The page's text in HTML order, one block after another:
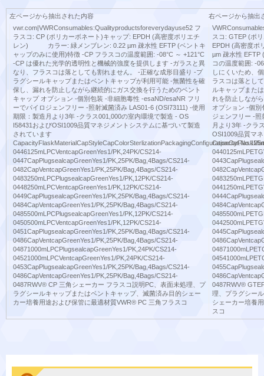
左ページから抽出された内容
vwr.com|VWRConsumables:Qualityproductsforeverydayuse52 フ
ラスコ: CP (ポリカーボネート)キャップ: EPDH (高密度ポリエチ
レン) カラー: 緑メンブレン: 0.22 µm 疎水性 EFTP (ベントキ
ャップのみに使用)特徴 -CP フラスコの温度範囲: -08°C ～ +121°C
-CP は優れた光学的透明性と機械的強度を提供します -ガラスと異
なり、フラスコは落としても割れません。 -正確な成形目盛り -プ
ラグシールキャップまたはベントキャップが利用可能 -無菌性を確
保し、漏れを防止しながら継続的にガス交換を行うためのベント
キャップ オプション -個別包装 -非細胞毒性 -esaND/esaNR フリ
ーでパイロジェンフリー -照射滅菌済み LAS01-6 (OSI73111) -使用
期限：製造月より3年 -クラス001,000の室内環境で製造 - OS
I58431およびOSI1009品質マネジメントシステムに基づいて製造
されています
0446125mLPCVentcapGreenYes1/PK,24PK/CS214-
0447CapPlugsealcapGreenYes1/PK,25PK/Bag,4Bags/CS214-
0482CapVentcapGreenYes1/PK,25PK/Bag,4Bags/CS214-
0483250mLPCPlugsealcapGreenYes1/PK,12PK/CS214-
0448250mLPCVentcapGreenYes1/PK,12PK/CS214-
0449CapPlugsealcapGreenYes1/PK,25PK/Bag,4Bags/CS214-
0484CapVentcapGreenYes1/PK,25PK/Bag,4Bags/CS214-
0485500mLPCPlugsealcapGreenYes1/PK,12PK/CS214-
0450500mLPCVentcapGreenYes1/PK,12PK/CS214-
0451CapPlugsealcapGreenYes1/PK,25PK/Bag,4Bags/CS214-
0486CapVentcapGreenYes1/PK,25PK/Bag,4Bags/CS214-
04871000mLPCPlugsealcapGreenYes1/PK,24PK/CS214-
04521000mLPCVentcapGreenYes1/PK,24PK/CS214-
0453CapPlugsealcapGreenYes1/PK,25PK/Bag,4Bags/CS214-
0486CapVentcapGreenYes1/PK,25PK/Bag,4Bags/CS214-
0487RWV® CP 三角シェーカー フラスコ説明PC、表面未処理、プ
ラグシールキャップまたはベントキャップ、滅菌済み目的シェー
カー培養用途および保管に最適材質VWR® PC 三角フラスコ
右ページから抽出
スコ: GTEP (ポ
EPDH (高密度
µm 疎水性 EFTP
コの温度範囲: -
しにくいため、
ラスコは落とし
ルキャップまた
れを防止しなが
オプション -個
ジェンフリー -照
月より3年 -クラ
OSI1009品質マ
0487RWV®
理、プラグシー
シェーカー培養
スコ